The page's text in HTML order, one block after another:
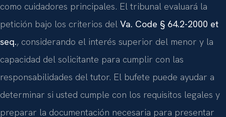
como cuidadores principales. El tribunal evaluará la
petición bajo los criterios del Va. Code § 64.2-2000 et
seq., considerando el interés superior del menor y la
capacidad del solicitante para cumplir con las
responsabilidades del tutor. El bufete puede ayudar a
determinar si usted cumple con los requisitos legales y
preparar la documentación necesaria para presentar